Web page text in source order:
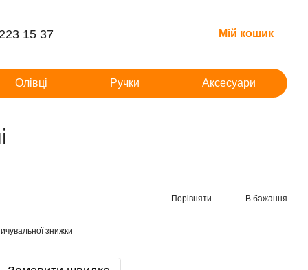
15 37 Мій кошик
Олівці Ручки Аксесуари
Порівняти В бажання
знижки